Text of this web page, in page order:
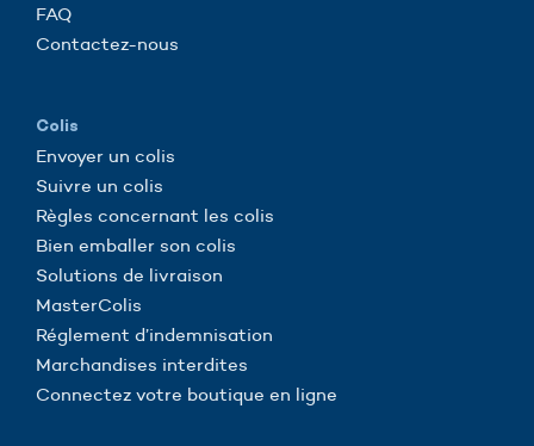
FAQ
Contactez-nous
Colis
Envoyer un colis
Suivre un colis
Règles concernant les colis
Bien emballer son colis
Solutions de livraison
MasterColis
Réglement d’indemnisation
Marchandises interdites
Connectez votre boutique en ligne